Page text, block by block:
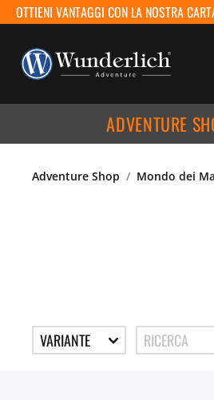
OTTIENI VANTAGGI CON LA NOSTRA
ADVENTURE
Adventure Shop Mondo dei
VARIANTE